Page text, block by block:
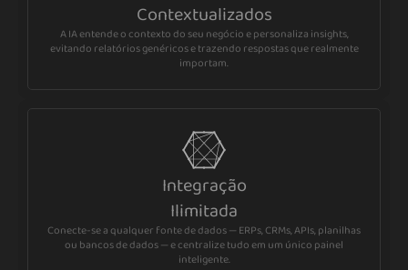
Contextualizados
A IA entende o contexto do seu negócio e personaliza insights,
evitando relatórios genéricos e trazendo respostas que realmente
importam.
Integração
Ilimitada
Conecte-se a qualquer fonte de dados — ERPs, CRMs, APIs, planilhas
ou bancos de dados — e centralize tudo em um único painel
inteligente.